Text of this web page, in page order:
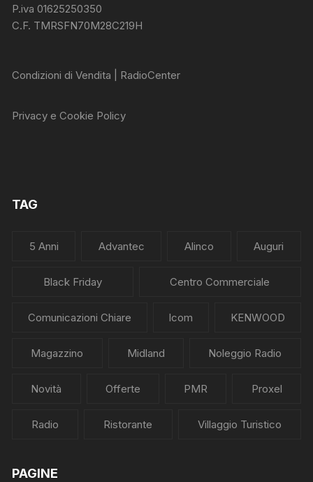
P.iva 01625250350
C.F. TMRSFN70M28C219H
Condizioni di Vendita | RadioCenter
Privacy e Cookie Policy
TAG
5 Anni Advantec Alinco Auguri
Black Friday Centro Commerciale
Comunicazioni Chiare Icom KENWOOD
Magazzino Midland Noleggio Radio
Novità Offerte PMR Proxel
Radio Ristorante Villaggio Turistico
PAGINE